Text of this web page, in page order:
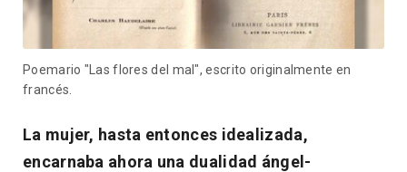
Poemario "Las flores del mal", escrito originalmente en
francés.
La mujer, hasta entonces idealizada,
encarnaba ahora una dualidad ángel-